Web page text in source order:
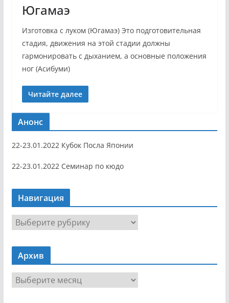
Югамаэ
Изготовка с луком (Югамаэ) Это подготовительная
стадия, движения на этой стадии должны
гармонировать с дыханием, а основные положения
ног (Асибуми)
Читайте далее
Анонс
22-23.01.2022 Кубок Посла Японии
22-23.01.2022 Семинар по кюдо
Навигация
Н
а
в
г
Архив
р